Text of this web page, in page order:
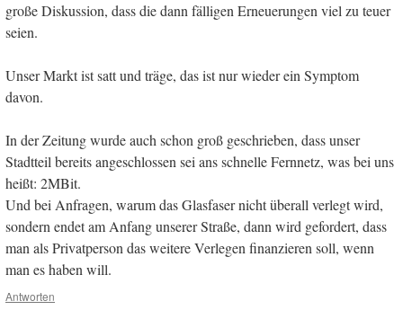
große Diskussion, dass die dann fälligen Erneuerungen viel zu teuer
seien.
Unser Markt ist satt und träge, das ist nur wieder ein Symptom
davon.
In der Zeitung wurde auch schon groß geschrieben, dass unser
Stadtteil bereits angeschlossen sei ans schnelle Fernnetz, was bei uns
heißt: 2MBit.
Und bei Anfragen, warum das Glasfaser nicht überall verlegt wird,
sondern endet am Anfang unserer Straße, dann wird gefordert, dass
man als Privatperson das weitere Verlegen finanzieren soll, wenn
man es haben will.
Antworten